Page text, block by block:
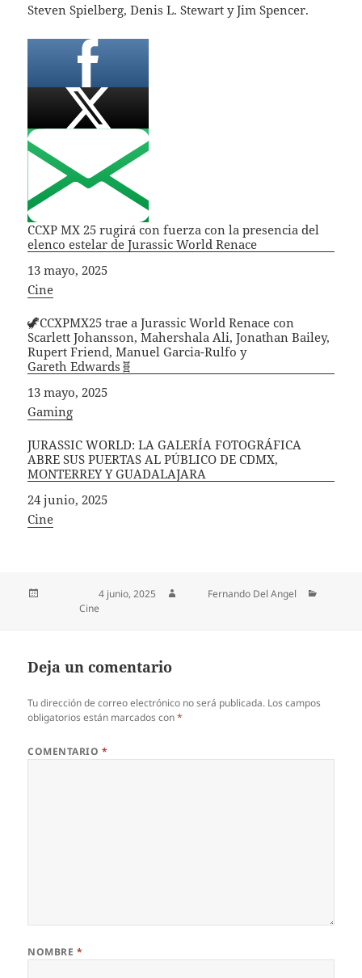
Steven Spielberg, Denis L. Stewart y Jim Spencer.
CCXP MX 25 rugirá con fuerza con la presencia del
elenco estelar de Jurassic World Renace
Fecha
13 mayo, 2025
In relation to
Cine
🦖CCXPMX25 trae a Jurassic World Renace con
Scarlett Johansson, Mahershala Ali, Jonathan Bailey,
Rupert Friend, Manuel Garcia-Rulfo y
Gareth Edwards🧬
Fecha
13 mayo, 2025
In relation to
Gaming
JURASSIC WORLD: LA GALERÍA FOTOGRÁFICA
ABRE SUS PUERTAS AL PÚBLICO DE CDMX,
MONTERREY Y GUADALAJARA
Fecha
24 junio, 2025
In relation to
Cine
Publicado el4 junio, 2025
Fernando Del Angel
CategoríasCine
Deja un comentario
Tu dirección de correo electrónico no será publicada. Los campos
obligatorios están marcados con*
COMENTARIO *
NOMBRE *